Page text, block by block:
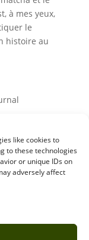
like cookies to
to these technologies
or unique IDs on
adversely affect
à mes yeux,
le
histoire au
semblé
Le
aux
— pas quelque